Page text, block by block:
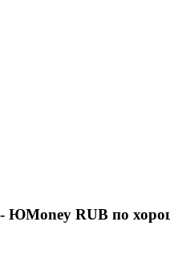
ЮMoney RUB по